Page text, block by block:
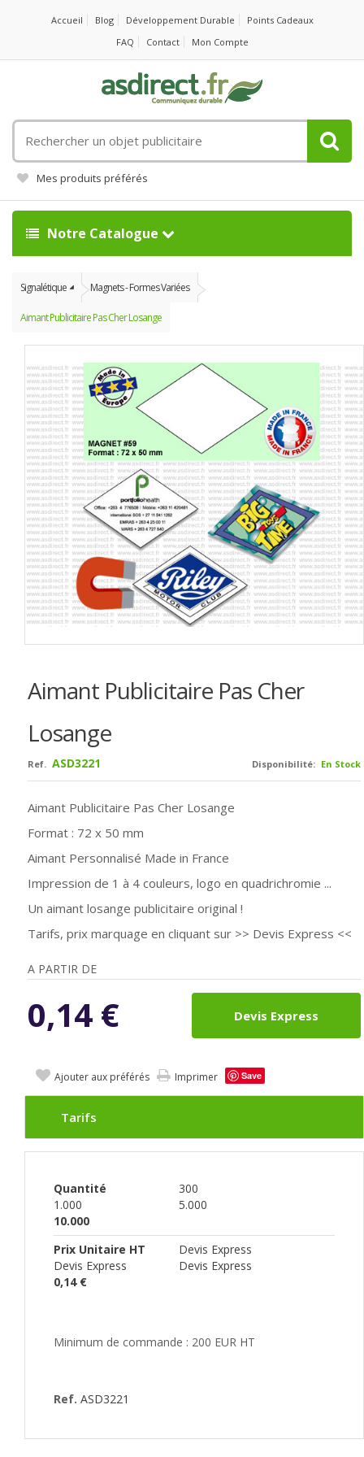
Accueil Blog Développement Durable
Points Cadeaux
FAQ
Contact Mon Compte
un
objet
publicitaire
Mes produits préférés
Notre Catalogue
Signalétique Magnets - Formes Variées
Aimant Publicitaire Pas Cher Losange
Aimant Publicitaire Pas Cher
Losange
Disponibilité: En Stock
Ref. ASD3221
Aimant Publicitaire Pas Cher Losange
Format : 72 x 50 mm
Aimant Personnalisé Made in France
Impression de 1 à 4 couleurs, logo en quadrichromie ...
Un aimant losange publicitaire original !
Tarifs, prix marquage en cliquant sur >> Devis Express <<
A PARTIR DE
0,14 € Devis Express
Ajouter aux préférés Imprimer Save
Tarifs
Quantité
300
1.000
5.000
10.000
Prix Unitaire HT
Devis Express
Devis Express
Devis Express
0,14 €
Minimum de commande : 200 EUR HT
Ref. ASD3221